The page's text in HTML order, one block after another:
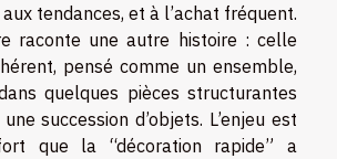
tendances, et à l’achat fréquent.
raconte une autre histoire : celle
pensé comme un ensemble,
quelques pièces structurantes
succession d’objets. L’enjeu est
que la “décoration rapide” a